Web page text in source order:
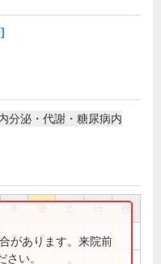
分泌・代謝・糖尿病内
祝
● ●
があります。来院前
い。